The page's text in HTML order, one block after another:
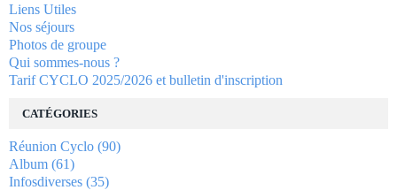
Liens Utiles
Nos séjours
Photos de groupe
Qui sommes-nous ?
Tarif CYCLO 2025/2026 et bulletin d'inscription
CATÉGORIES
Réunion Cyclo (90)
Album (61)
Infosdiverses (35)